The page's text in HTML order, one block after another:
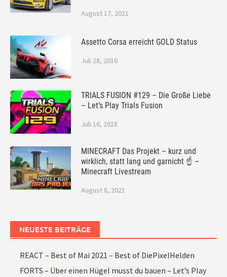
August 17, 2021
Assetto Corsa erreicht GOLD Status
Juli 28, 2016
TRIALS FUSION #129 – Die Große Liebe
– Let’s Play Trials Fusion
Juli 16, 2018
MINECRAFT Das Projekt – kurz und
wirklich, statt lang und garnicht ☝ –
Minecraft Livestream
August 8, 2021
NEUESTE BEITRÄGE
REACT – Best of Mai 2021 – Best of DiePixelHelden
FORTS – Über einen Hügel musst du bauen – Let’s Play